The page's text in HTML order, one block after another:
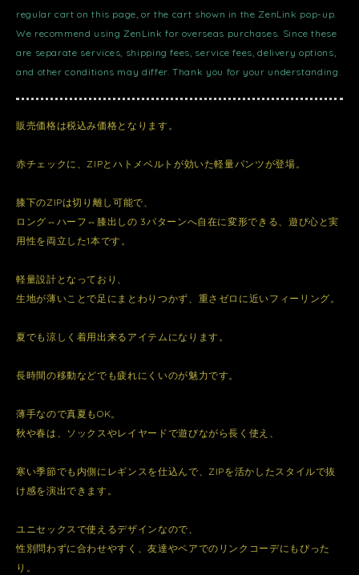
regular cart on this page, or the cart shown in the ZenLink pop-up.
We recommend using ZenLink for overseas purchases. Since these
are separate services, shipping fees, service fees, delivery options,
and other conditions may differ. Thank you for your understanding.
販売価格は税込み価格となります。
赤チェックに、ZIPとハトメベルトが効いた軽量パンツが登場。
膝下のZIPは切り離し可能で、
ロング⇔ハーフ⇔膝出しの 3パターンへ自在に変形できる、遊び心と実
用性を両立した1本です。
軽量設計となっており、
生地が薄いことで足にまとわりつかず、重さゼロに近いフィーリング。
夏でも涼しく着用出来るアイテムになります。
長時間の移動などでも疲れにくいのが魅力です。
薄手なので真夏もOK。
秋や春は、ソックスやレイヤードで遊びながら長く使え、
寒い季節でも内側にレギンスを仕込んで、ZIPを活かしたスタイルで抜
け感を演出できます。
ユニセックスで使えるデザインなので、
性別問わずに合わせやすく、友達やペアでのリンクコーデにもぴった
り。